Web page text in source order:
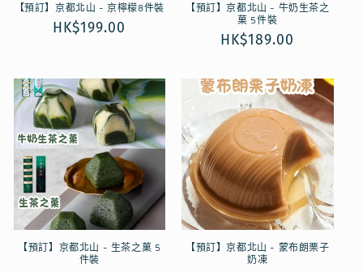
【預訂】京都北山 - 京檸檬8件裝
定
HK$199.00
【預訂】京都北山 - 牛奶生茶之
菓 5件裝
定
HK$189.00
【預訂】京都北山 - 生茶之菓 5
件裝
【預訂】京都北山 - 蒙布朗栗子
奶凍